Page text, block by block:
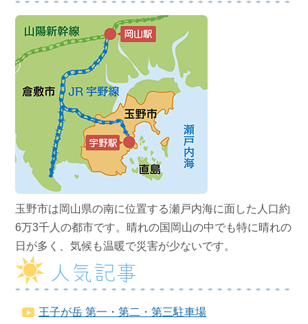
玉野市は岡山県の南に位置する瀬戸内海に面した人口約
6万3千人の都市です。晴れの国岡山の中でも特に晴れの
日が多く、気候も温暖で災害が少ないです。
人気記事
王子が岳 第一・第二・第三駐車場